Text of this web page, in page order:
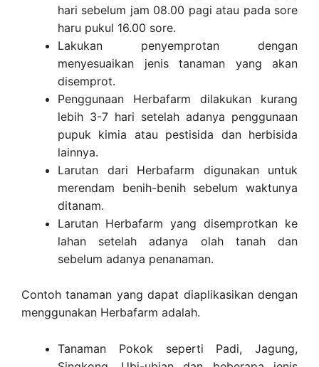
hari sebelum jam 08.00 pagi atau pada sore
haru pukul 16.00 sore.
Lakukan penyemprotan dengan
menyesuaikan jenis tanaman yang akan
disemprot.
Penggunaan Herbafarm dilakukan kurang
lebih 3-7 hari setelah adanya penggunaan
pupuk kimia atau pestisida dan herbisida
lainnya.
Larutan dari Herbafarm digunakan untuk
merendam benih-benih sebelum waktunya
ditanam.
Larutan Herbafarm yang disemprotkan ke
lahan setelah adanya olah tanah dan
sebelum adanya penanaman.
Contoh tanaman yang dapat diaplikasikan dengan
menggunakan Herbafarm adalah.
Tanaman Pokok seperti Padi, Jagung,